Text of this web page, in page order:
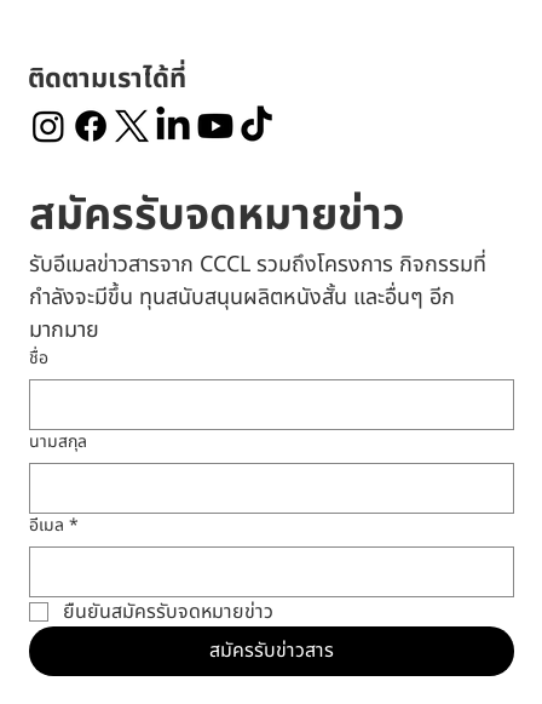
ติดตามเราได้ที่
สมัครรับจดหมายข่าว
รับอีเมลข่าวสารจาก CCCL รวมถึงโครงการ กิจกรรมที่
กำลังจะมีขึ้น ทุนสนับสนุนผลิตหนังสั้น และอื่นๆ อีก
ชื่อ
นามสกุล
อีเมล*
ยืนยันสมัครรับจดหมายข่าว